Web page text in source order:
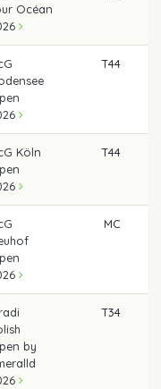
Océan
T44
Köln
T44
MC
by
T34